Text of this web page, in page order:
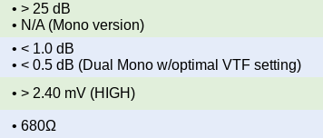
• > 25 dB
• N/A (Mono version)
• < 1.0 dB
• < 0.5 dB (Dual Mono w/optimal VTF setting)
• > 2.40 mV (HIGH)
• 680Ω